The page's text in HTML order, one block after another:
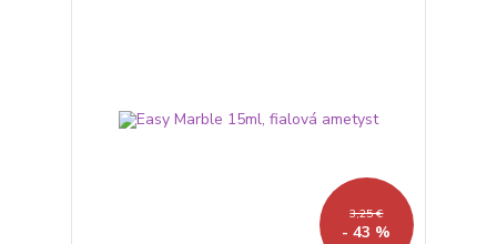
3,25 €
- 43 %